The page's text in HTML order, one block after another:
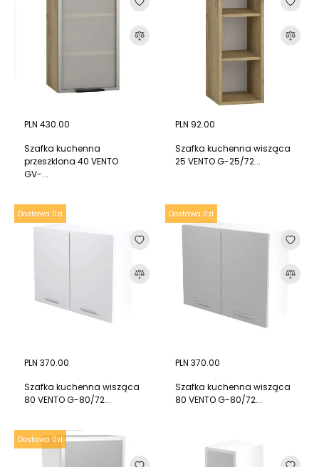
PLN 430.00
Szafka kuchenna
przeszklona 40 VENTO
GV-...
PLN 92.00
Szafka kuchenna wisząca
25 VENTO G-25/72...
Dostawa 0zł
PLN 370.00
Szafka kuchenna wisząca
80 VENTO G-80/72...
Dostawa 0zł
PLN 370.00
Szafka kuchenna wisząca
80 VENTO G-80/72...
Dostawa 0zł